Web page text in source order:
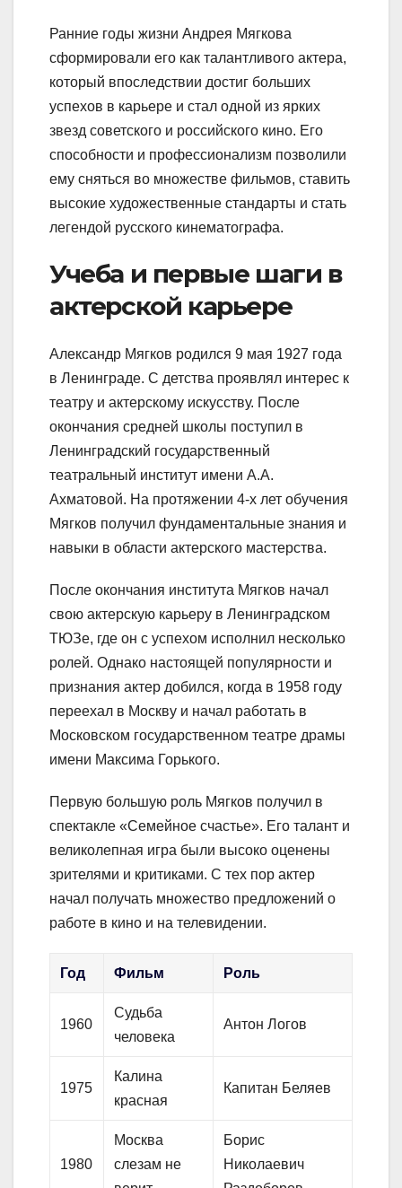
Ранние годы жизни Андрея Мягкова
сформировали его как талантливого актера,
который впоследствии достиг больших
успехов в карьере и стал одной из ярких
звезд советского и российского кино. Его
способности и профессионализм позволили
ему сняться во множестве фильмов, ставить
высокие художественные стандарты и стать
легендой русского кинематографа.
Учеба и первые шаги в
актерской карьере
Александр Мягков родился 9 мая 1927 года
в Ленинграде. С детства проявлял интерес к
театру и актерскому искусству. После
окончания средней школы поступил в
Ленинградский государственный
театральный институт имени А.А.
Ахматовой. На протяжении 4-х лет обучения
Мягков получил фундаментальные знания и
навыки в области актерского мастерства.
После окончания института Мягков начал
свою актерскую карьеру в Ленинградском
ТЮЗе, где он с успехом исполнил несколько
ролей. Однако настоящей популярности и
признания актер добился, когда в 1958 году
переехал в Москву и начал работать в
Московском государственном театре драмы
имени Максима Горького.
Первую большую роль Мягков получил в
спектакле «Семейное счастье». Его талант и
великолепная игра были высоко оценены
зрителями и критиками. С тех пор актер
начал получать множество предложений о
работе в кино и на телевидении.
Год Фильм Роль
1960
Судьба
человека
Антон Логов
1975
Калина
красная
Капитан Беляев
1980
Москва
слезам не
Борис
Николаевич